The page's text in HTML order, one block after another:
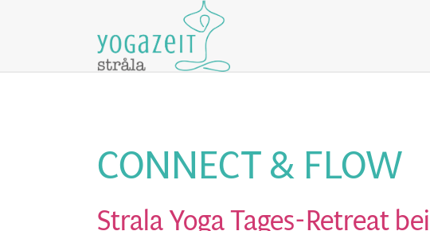
CONNECT & FLOW
Strala Yoga Tages-Retreat bei